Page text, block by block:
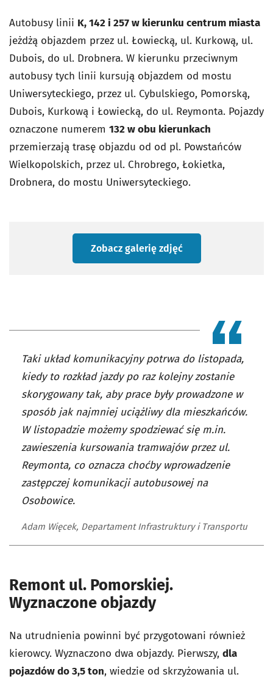
Autobusy linii K, 142 i 257 w kierunku centrum miasta
jeżdżą objazdem przez ul. Łowiecką, ul. Kurkową, ul.
Dubois, do ul. Drobnera. W kierunku przeciwnym
autobusy tych linii kursują objazdem od mostu
Uniwersyteckiego, przez ul. Cybulskiego, Pomorską,
Dubois, Kurkową i Łowiecką, do ul. Reymonta. Pojazdy
oznaczone numerem 132 w obu kierunkach
przemierzają trasę objazdu od od pl. Powstańców
Wielkopolskich, przez ul. Chrobrego, Łokietka,
Drobnera, do mostu Uniwersyteckiego.
Zobacz galerię zdjęć
Taki układ komunikacyjny potrwa do listopada,
kiedy to rozkład jazdy po raz kolejny zostanie
skorygowany tak, aby prace były prowadzone w
sposób jak najmniej uciążliwy dla mieszkańców.
W listopadzie możemy spodziewać się m.in.
zawieszenia kursowania tramwajów przez ul.
Reymonta, co oznacza choćby wprowadzenie
zastępczej komunikacji autobusowej na
Osobowice.
Adam Więcek, Departament Infrastruktury i Transportu
Remont ul. Pomorskiej.
Wyznaczone objazdy
Na utrudnienia powinni być przygotowani również
kierowcy. Wyznaczono dwa objazdy. Pierwszy, dla
pojazdów do 3,5 ton, wiedzie od skrzyżowania ul.